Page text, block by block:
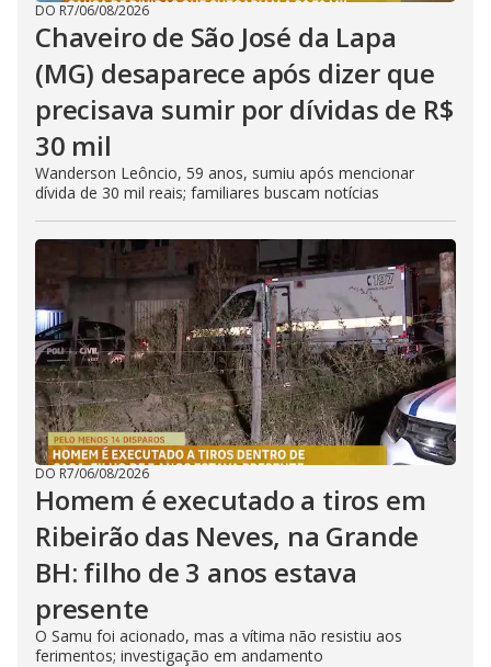
DO R7/06/08/2026
Chaveiro de São José da Lapa
(MG) desaparece após dizer que
precisava sumir por dívidas de R$
30 mil
Wanderson Leôncio, 59 anos, sumiu após mencionar
dívida de 30 mil reais; familiares buscam notícias
DO R7/06/08/2026
Homem é executado a tiros em
Ribeirão das Neves, na Grande
BH: filho de 3 anos estava
presente
O Samu foi acionado, mas a vítima não resistiu aos
ferimentos; investigação em andamento